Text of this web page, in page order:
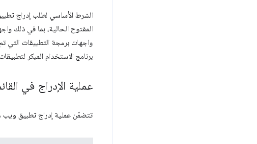
الشرط الأساسي لطلب إدراج
المفتوح الحالية، بما في ذلك
برنامج الاستخدام المبكر
عملية الإدراج في
تتضمّن عملية إدراج تطبيق ويب